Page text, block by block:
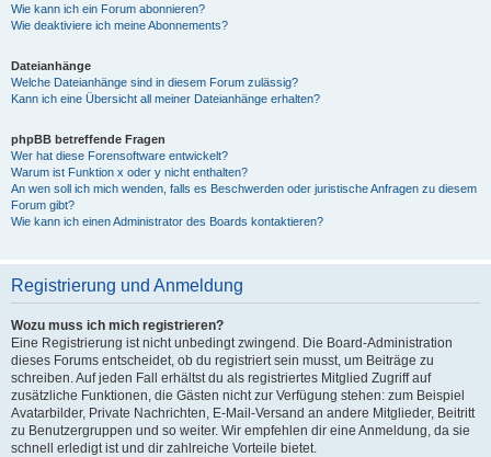
Wie kann ich ein Forum abonnieren?
Wie deaktiviere ich meine Abonnements?
Dateianhänge
Welche Dateianhänge sind in diesem Forum zulässig?
Kann ich eine Übersicht all meiner Dateianhänge erhalten?
phpBB betreffende Fragen
Wer hat diese Forensoftware entwickelt?
Warum ist Funktion x oder y nicht enthalten?
An wen soll ich mich wenden, falls es Beschwerden oder juristische Anfragen zu diesem
Forum gibt?
Wie kann ich einen Administrator des Boards kontaktieren?
Registrierung und Anmeldung
Wozu muss ich mich registrieren?
Eine Registrierung ist nicht unbedingt zwingend. Die Board-Administration
dieses Forums entscheidet, ob du registriert sein musst, um Beiträge zu
schreiben. Auf jeden Fall erhältst du als registriertes Mitglied Zugriff auf
zusätzliche Funktionen, die Gästen nicht zur Verfügung stehen: zum Beispiel
Avatarbilder, Private Nachrichten, E-Mail-Versand an andere Mitglieder, Beitritt
zu Benutzergruppen und so weiter. Wir empfehlen dir eine Anmeldung, da sie
schnell erledigt ist und dir zahlreiche Vorteile bietet.